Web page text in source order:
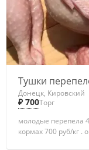
Тушки
Донецк, Кировский
₽ 700Торг
молодые перепела
кормах 700 руб/кг .